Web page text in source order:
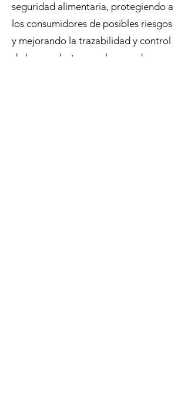
seguridad alimentaria, protegiendo a
los consumidores de posibles riesgos
y mejorando la trazabilidad y control
de los productos en el mercado.